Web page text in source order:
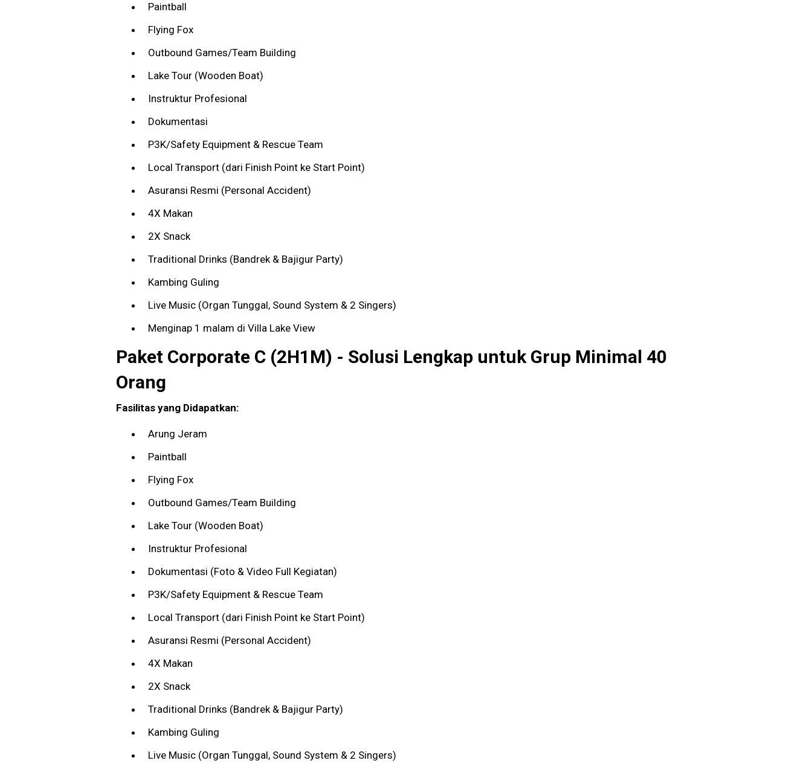
Paintball
Flying Fox
Outbound Games/Team Building
Lake Tour (Wooden Boat)
Instruktur Profesional
Dokumentasi
P3K/Safety Equipment & Rescue Team
Local Transport (dari Finish Point ke Start Point)
Asuransi Resmi (Personal Accident)
4X Makan
2X Snack
Traditional Drinks (Bandrek & Bajigur Party)
Kambing Guling
Live Music (Organ Tunggal, Sound System & 2 Singers)
Menginap 1 malam di Villa Lake View
Paket Corporate C (2H1M) - Solusi Lengkap untuk Grup Minimal 40
Orang
Fasilitas yang Didapatkan:
Arung Jeram
Paintball
Flying Fox
Outbound Games/Team Building
Lake Tour (Wooden Boat)
Instruktur Profesional
Dokumentasi (Foto & Video Full Kegiatan)
P3K/Safety Equipment & Rescue Team
Local Transport (dari Finish Point ke Start Point)
Asuransi Resmi (Personal Accident)
4X Makan
2X Snack
Traditional Drinks (Bandrek & Bajigur Party)
Kambing Guling
Live Music (Organ Tunggal, Sound System & 2 Singers)